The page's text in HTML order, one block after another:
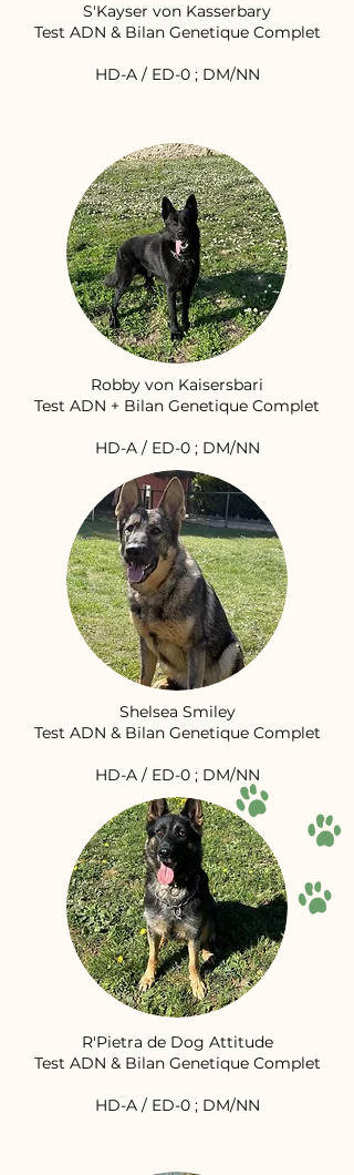
S'Kayser von Kasserbary
Test ADN & Bilan Genetique Complet
HD-A / ED-0 ; DM/NN
Robby von Kaisersbari
Test ADN + Bilan Genetique Complet
HD-A / ED-0 ; DM/NN
Shelsea Smiley
Test ADN & Bilan Genetique Complet
HD-A / ED-0 ; DM/NN
R'Pietra de Dog Attitude
Test ADN & Bilan Genetique Complet
HD-A / ED-0 ; DM/NN